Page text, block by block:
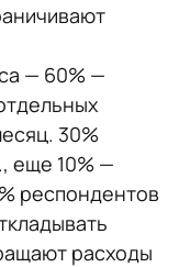
— 60% —
30%
еще 10% —
респондентов
расходы